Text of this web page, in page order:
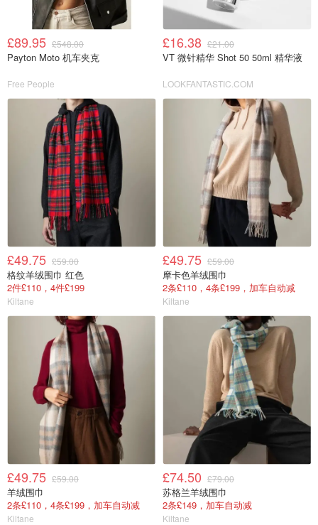
£89.95 £548.00
Payton Moto 机车夹克
Free People
£16.38 £21.00
VT 微针精华 Shot 50 50ml 精华液
LOOKFANTASTIC.COM
£49.75 £59.00
格纹羊绒围巾 红色
2件£110，4件£199
Kiltane
£49.75 £59.00
摩卡色羊绒围巾
2条£110，4条£199，加车自动减
Kiltane
£49.75 £59.00
羊绒围巾
2条£110，4条£199，加车自动减
Kiltane
£74.50 £79.00
苏格兰羊绒围巾
2条£149，加车自动减
Kiltane